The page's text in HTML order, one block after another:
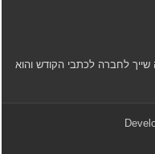
לחברה לכתבי הקודש והוא